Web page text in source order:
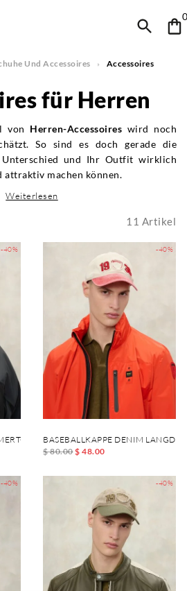
0
Und Accessoires Accessoires
für Herren
von Herren-Accessoires wird noch
So sind es doch gerade die
und Ihr Outfit wirklich
machen können.
Weiterlesen
11 Artikel
-40% -40%
BASEBALLKAPPE DENIM
$ 80.00$ 48.00
-40% -40%